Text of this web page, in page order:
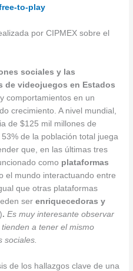
to-play
por CIPMEX sobre el
sociales y las
de videojuegos en Estados
comportamientos en un
crecimiento. A nivel mundial,
de $125 mil millones de
de la población total juega
que, en las últimas tres
como plataformas
el mundo interactuando entre
que otras plataformas
serenriquecedoras y
.Es muy interesante observar
a tener el mismo
sociales.
de los hallazgos clave de una